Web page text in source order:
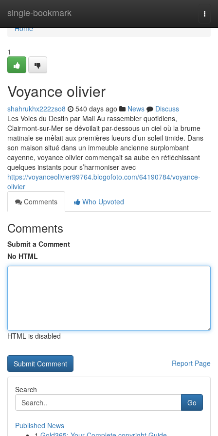
single-bookmark
Home
Home
1
Voyance olivier
shahrukhx222zso8 540 days ago News
Discuss
Les Voies du Destin par Mail Au rassembler quotidiens,
Clairmont-sur-Mer se dévoilait par-dessous un ciel où la brume
matinale se mêlait aux premières lueurs d’un soleil timide. Dans
son maison situé dans un immeuble ancienne surplombant
cayenne, voyance olivier commençait sa aube en réfléchissant
quelques instants pour s’harmoniser avec
https://voyanceolivier99764.blogofoto.com/64190784/voyance-
olivier
Comments
Who Upvoted
Comments
Submit a Comment
No HTML
HTML is disabled
Report Page
Search
Go
Published News